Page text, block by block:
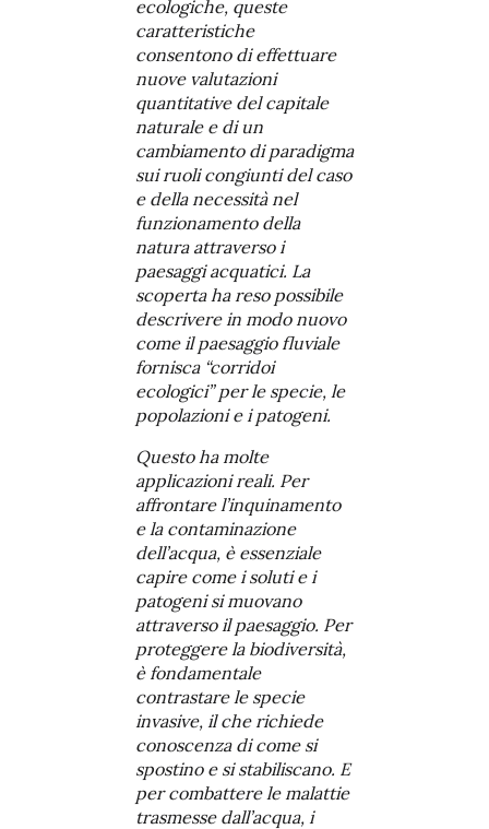
ecologiche, queste
caratteristiche
consentono di effettuare
nuove valutazioni
quantitative del capitale
naturale e di un
cambiamento di paradigma
sui ruoli congiunti del caso
e della necessità nel
funzionamento della
natura attraverso i
paesaggi acquatici. La
scoperta ha reso possibile
descrivere in modo nuovo
come il paesaggio fluviale
fornisca “corridoi
ecologici” per le specie, le
popolazioni e i patogeni.
Questo ha molte
applicazioni reali. Per
affrontare l’inquinamento
e la contaminazione
dell’acqua, è essenziale
capire come i soluti e i
patogeni si muovano
attraverso il paesaggio. Per
proteggere la biodiversità,
è fondamentale
contrastare le specie
invasive, il che richiede
conoscenza di come si
spostino e si stabiliscano. E
per combattere le malattie
trasmesse dall’acqua, i